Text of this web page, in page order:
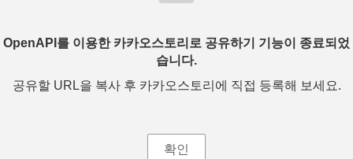
OpenAPI를 이용한 카카오스토리로 공유하기 기능이 종료되었
습니다.
공유할 URL을 복사 후 카카오스토리에 직접 등록해 보세요.
확인